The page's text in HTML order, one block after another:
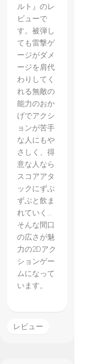
ルト』のレ
ビューで
す。被弾し
ても雷撃ゲ
ージがダメ
ージを肩代
わりしてく
れる無敵の
能力のおか
げでアクシ
ョンが苦手
な人にもや
さしく、得
意な人なら
スコアアタ
ックにずぶ
ずぶと飲ま
れていく…
そんな間口
の広さが魅
力の2Dアク
ションゲー
ムになって
います。
レビュー
【ブレ
イブリ
ーデフ
ォル
ト】4
章まで